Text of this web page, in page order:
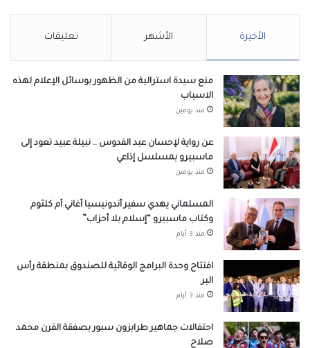
الأخيرة الأشهر تعليقات
منع سيدة استرالية من الظهور بوسائل الإعلام لهذه
الاسباب
منذ يومين
عن رواية لإحسان عبد القدوس .. نبيلة عبيد تعود إلى
ماسبيرو بمسلسل إذاعي
منذ يومين
المسلماني يهدي سفير أندونيسيا أغاني أم كلثوم
وكتاب ماسبيرو “إسلام بلا أحزاب”
منذ 3 أيام
افتتاح وحدة البرامج الوقائية للصندوق بمنطقة رأس
البر
منذ 3 أيام
احتفالات جماهير طرابزون سبور بصفقة القرن محمد
صلاح